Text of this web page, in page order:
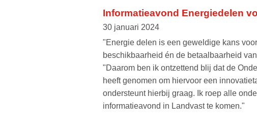
Informatieavond Energiedelen
30 januari 2024
"Energie delen is een geweldige kans
beschikbaarheid én de betaalbaarheid
"Daarom ben ik ontzettend blij dat de
heeft genomen om hiervoor een
ondersteunt hierbij graag. Ik roep alle
informatieavond in Landvast te komen."